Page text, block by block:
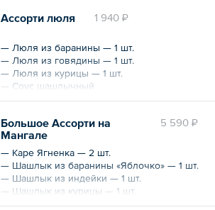
1 940 ₽
Ассорти люля
— Люля из баранины — 1 шт.
— Люля из говядины — 1 шт.
— Люля из курицы — 1 шт.
— Соус шашлычный
5 590 ₽
Большое Ассорти на
Мангале
— Каре Ягненка — 2 шт.
— Шашлык из баранины «Яблочко» — 1 шт.
— Шашлык из индейки — 1 шт.
— Шашлык из курицы — 1 шт.
— Овощи гриль — 2 порции